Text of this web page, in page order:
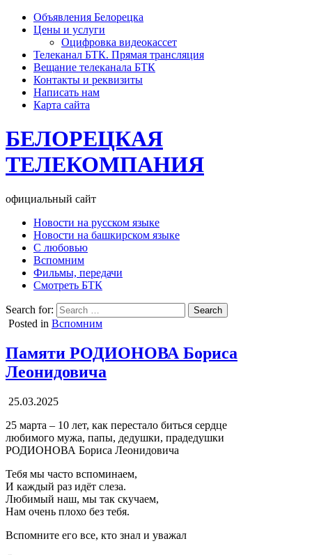
Объявления Белорецка
Цены и услуги
Оцифровка видеокассет
Телеканал БТК. Прямая трансляция
Вещание телеканала БТК
Контакты и реквизиты
Написать нам
Карта сайта
БЕЛОРЕЦКАЯ
ТЕЛЕКОМПАНИЯ
официальный сайт
Новости на русском языке
Новости на башкирском языке
С любовью
Вспомним
Фильмы, передачи
Смотреть БТК
Search for:
Posted in Вспомним
Памяти РОДИОНОВА Бориса
Леонидовича
25.03.2025
25 марта – 10 лет, как перестало биться сердце
любимого мужа, папы, дедушки, прадедушки
РОДИОНОВА Бориса Леонидовича
Тебя мы часто вспоминаем,
И каждый раз идёт слеза.
Любимый наш, мы так скучаем,
Нам очень плохо без тебя.
Вспомните его все, кто знал и уважал